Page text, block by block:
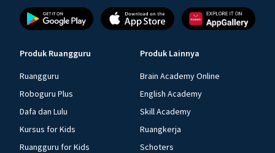
Produk Ruangguru
Ruangguru
Roboguru Plus
Dafa dan Lulu
Kursus for Kids
Ruangguru for Kids
Produk Lainnya
Brain Academy Online
English Academy
Skill Academy
Ruangkerja
Schoters